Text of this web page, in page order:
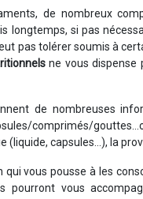
de nombreux
longtemps, si pas
pas tolérer soumis à
ne vous dispense
de nombreuses
comprimés/
(liquide, capsules…), la
vous pousse à les
pourront vous